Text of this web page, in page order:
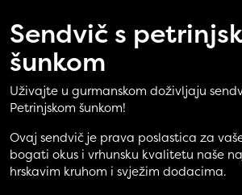
Sendvič s
šunkom
Uživajte u gurmanskom doživljaju
Petrinjskom šunkom!
Ovaj sendvič je prava poslastica za
bogati okus i vrhunsku kvalitetu naše
hrskavim kruhom i svježim dodacima.